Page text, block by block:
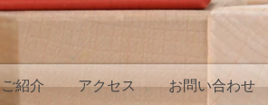
ご紹介 アクセス お問い合わせ